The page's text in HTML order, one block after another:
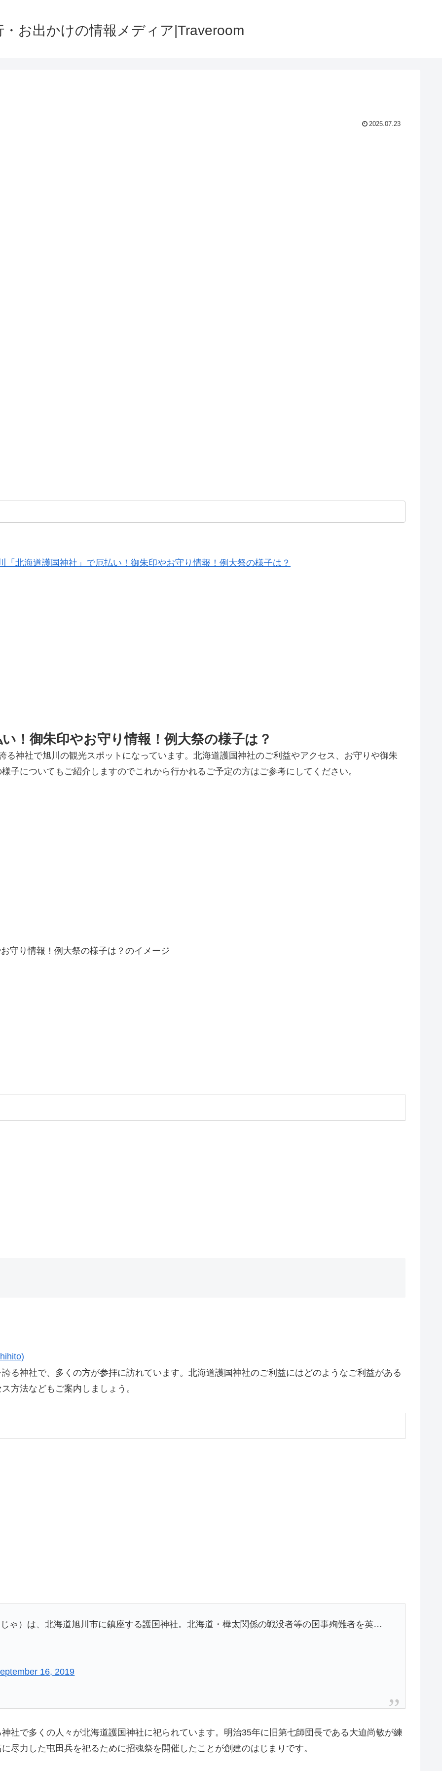
・お出かけの情報メディア|Traveroom
2025.07.23
「北海道護国神社」で厄払い！御朱印やお守り情報！例大祭の様子は？
！御朱印やお守り情報！例大祭の様子は？
る神社で旭川の観光スポットになっています。北海道護国神社のご利益やアクセス、お守りや御朱
子についてもご紹介しますのでこれから行かれるご予定の方はご参考にしてください。
る神社で、多くの方が参拝に訪れています。北海道護国神社のご利益にはどのようなご利益がある
方法などもご案内しましょう。
ゃ）は、北海道旭川市に鎮座する護国神社。北海道・樺太関係の戦没者等の国事殉難者を英…
16, 2019
社で多くの人々が北海道護国神社に祀られています。明治35年に旧第七師団長である大迫尚敏が練
尽力した屯田兵を祀るために招魂祭を開催したことが創建のはじまりです。